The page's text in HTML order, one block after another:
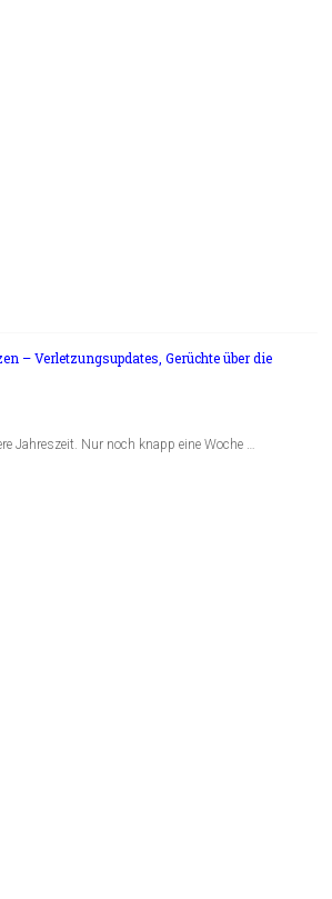
– Verletzungsupdates, Gerüchte über die
Jahreszeit. Nur noch knapp eine Woche …